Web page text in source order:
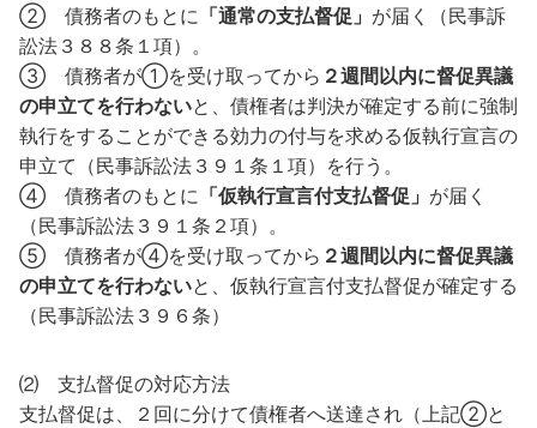
② 債務者のもとに 「通常の支払督促」 が届く（民事訴
訟法３８８条１項）。
③ 債務者が①を受け取ってから ２週間以内に督促異議
の申立てを行わないと、債権者は判決が確定する前に強制
執行をすることができる効力の付与を求める仮執行宣言の
申立て（民事訴訟法３９１条１項）を行う。
④ 債務者のもとに 「仮執行宣言付支払督促」 が届く
（民事訴訟法３９１条２項）。
⑤ 債務者が④を受け取ってから ２週間以内に督促異議
の申立てを行わないと、仮執行宣言付支払督促が確定する
（民事訴訟法３９６条）
⑵ 支払督促の対応方法
支払督促は、２回に分けて債権者へ送達され（上記②と